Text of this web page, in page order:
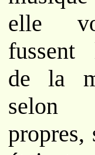
elle
fussent
de la
selon
propres,